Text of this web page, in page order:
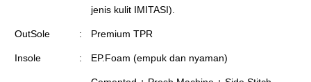
jenis kulit IMITASI).
OutSole : Premium TPR
Insole : EP.Foam (empuk dan nyaman)